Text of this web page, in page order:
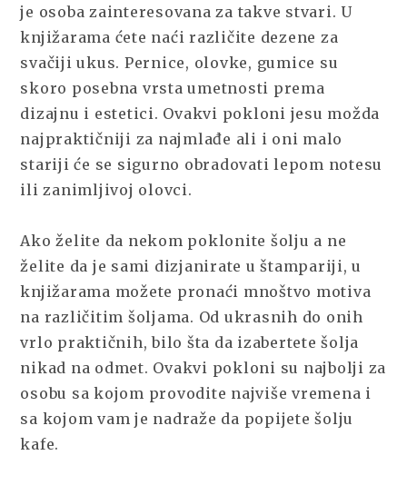
je osoba zainteresovana za takve stvari. U
knjižarama ćete naći različite dezene za
svačiji ukus. Pernice, olovke, gumice su
skoro posebna vrsta umetnosti prema
dizajnu i estetici. Ovakvi pokloni jesu možda
najpraktičniji za najmlađe ali i oni malo
stariji će se sigurno obradovati lepom notesu
ili zanimljivoj olovci.
Ako želite da nekom poklonite šolju a ne
želite da je sami dizjanirate u štampariji, u
knjižarama možete pronaći mnoštvo motiva
na različitim šoljama. Od ukrasnih do onih
vrlo praktičnih, bilo šta da izabertete šolja
nikad na odmet. Ovakvi pokloni su najbolji za
osobu sa kojom provodite najviše vremena i
sa kojom vam je nadraže da popijete šolju
kafe.